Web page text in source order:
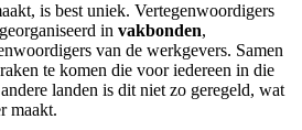
is best uniek. Vertegenwoordigers
in vakbonden,
van de werkgevers. Samen
te komen die voor iedereen in die
landen is dit niet zo geregeld, wat
maakt.